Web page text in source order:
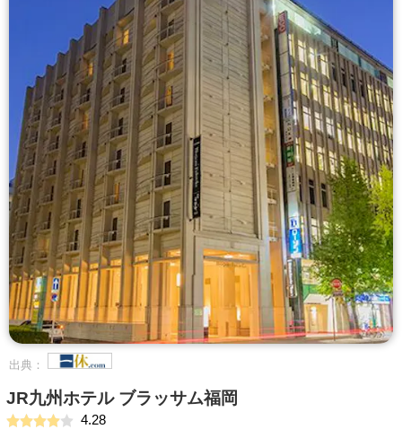
出典：
JR九州ホテル ブラッサム福岡
4.28